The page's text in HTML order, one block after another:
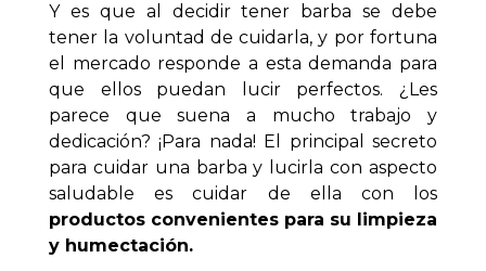
Y es que al decidir tener barba se debe
tener la voluntad de cuidarla, y por fortuna
el mercado responde a esta demanda para
que ellos puedan lucir perfectos. ¿Les
parece que suena a mucho trabajo y
dedicación? ¡Para nada! El principal secreto
para cuidar una barba y lucirla con aspecto
saludable es cuidar de ella con los
productos convenientes para su limpieza
y humectación.